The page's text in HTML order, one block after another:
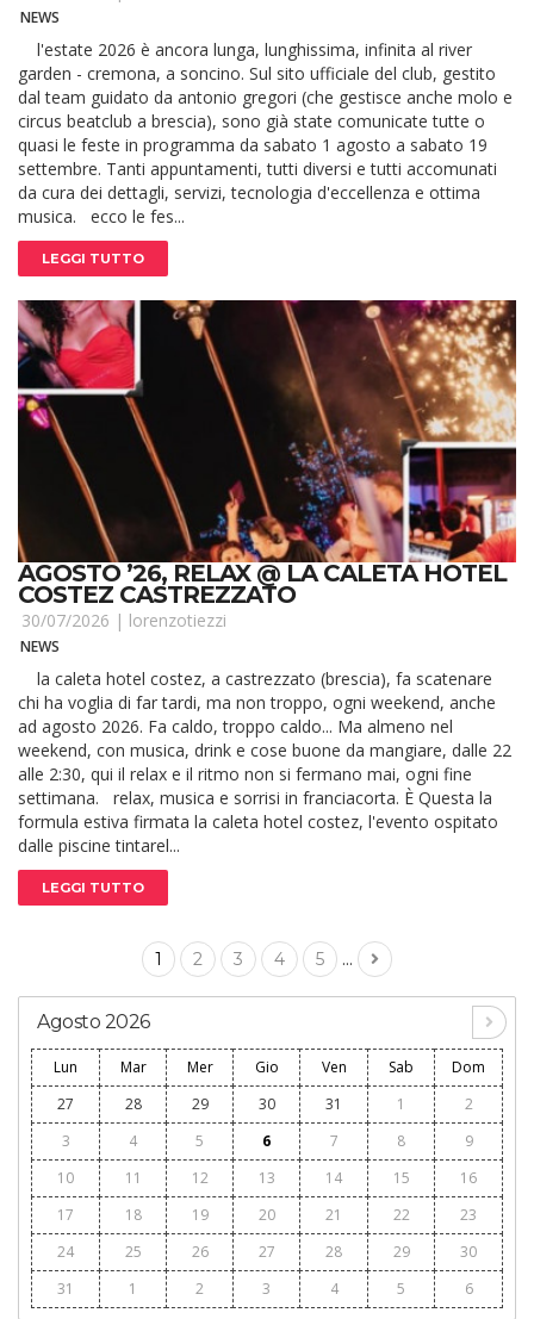
NEWS
l'estate 2026 è ancora lunga, lunghissima, infinita al river
garden - cremona, a soncino. Sul sito ufficiale del club, gestito
dal team guidato da antonio gregori (che gestisce anche molo e
circus beatclub a brescia), sono già state comunicate tutte o
quasi le feste in programma da sabato 1 agosto a sabato 19
settembre. Tanti appuntamenti, tutti diversi e tutti accomunati
da cura dei dettagli, servizi, tecnologia d'eccellenza e ottima
musica. ecco le fes...
LEGGI TUTTO
AGOSTO ’26, RELAX @ LA CALETA HOTEL
COSTEZ CASTREZZATO
30/07/2026 | lorenzotiezzi
NEWS
la caleta hotel costez, a castrezzato (brescia), fa scatenare
chi ha voglia di far tardi, ma non troppo, ogni weekend, anche
ad agosto 2026. Fa caldo, troppo caldo... Ma almeno nel
weekend, con musica, drink e cose buone da mangiare, dalle 22
alle 2:30, qui il relax e il ritmo non si fermano mai, ogni fine
settimana. relax, musica e sorrisi in franciacorta. È Questa la
formula estiva firmata la caleta hotel costez, l'evento ospitato
dalle piscine tintarel...
LEGGI TUTTO
1 2 3 4 5 ...
Agosto 2026
Lun Mar Mer Gio Ven Sab
Dom
27
28 29 30 31 1
2
3
4 5 6 7 8
9
10
11 12 13 14 15
16
17
18 19 20 21 22
23
24
25 26 27 28 29
30
31
1 2 3 4 5 6